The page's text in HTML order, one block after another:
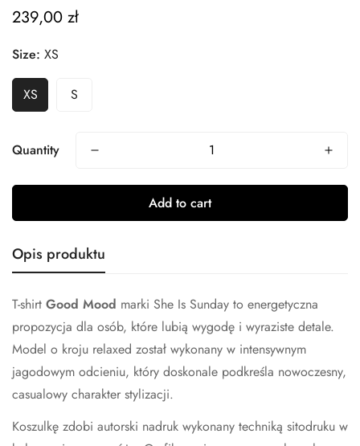
Regular
239,00 zł
Size: XS
XS S
Quantity
Add to cart
Opis produktu
T-shirt Good Mood marki She Is Sunday to energetyczna
propozycja dla osób, które lubią wygodę i wyraziste detale.
Model o kroju relaxed został wykonany w intensywnym
jagodowym odcieniu, który doskonale podkreśla nowoczesny,
casualowy charakter stylizacji.
Koszulkę zdobi autorski nadruk wykonany techniką sitodruku w